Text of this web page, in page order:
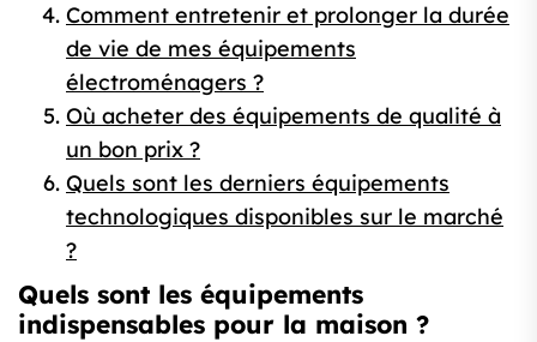
Comment entretenir et prolonger la durée
de vie de mes équipements
électroménagers ?
Où acheter des équipements de qualité à
un bon prix ?
Quels sont les derniers équipements
technologiques disponibles sur le marché
?
Quels sont les équipements
indispensables pour la maison ?